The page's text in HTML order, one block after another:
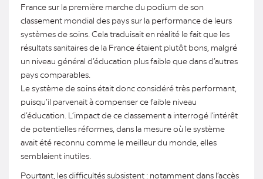
France sur la première marche du podium de son
classement mondial des pays sur la performance de leurs
systèmes de soins. Cela traduisait en réalité le fait que les
résultats sanitaires de la France étaient plutôt bons, malgré
un niveau général d’éducation plus faible que dans d’autres
pays comparables.
Le système de soins était donc considéré très performant,
puisqu’il parvenait à compenser ce faible niveau
d’éducation. L’impact de ce classement a interrogé l'intérêt
de potentielles réformes, dans la mesure où le système
avait été reconnu comme le meilleur du monde, elles
semblaient inutiles.
Pourtant, les difficultés subsistent : notamment dans l’accès